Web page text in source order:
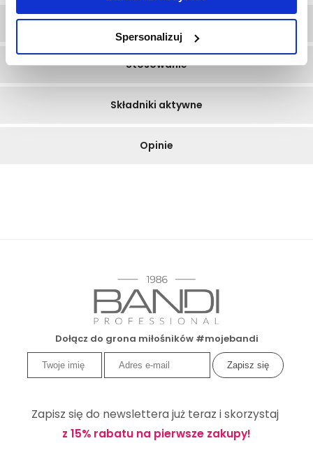
Spersonalizuj
Opis
Stosowanie
Składniki aktywne
Opinie
Dołącz do grona miłośników #mojebandi
Zapisz się do newslettera już teraz i skorzystaj
z 15% rabatu na pierwsze zakupy!